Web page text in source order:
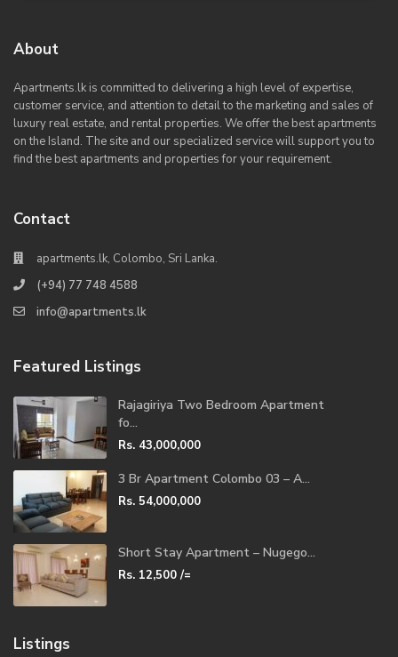
About
Apartments.lk is committed to delivering a high level of expertise,
customer service, and attention to detail to the marketing and sales of
luxury real estate, and rental properties. We offer the best apartments
on the Island. The site and our specialized service will support you to
find the best apartments and properties for your requirement.
Contact
apartments.lk, Colombo, Sri Lanka.
(+94) 77 748 4588
info@apartments.lk
Featured Listings
Rajagiriya Two Bedroom Apartment
fo...
Rs. 43,000,000
3 Br Apartment Colombo 03 – A...
Rs. 54,000,000
Short Stay Apartment – Nugego...
Rs. 12,500 /=
Listings